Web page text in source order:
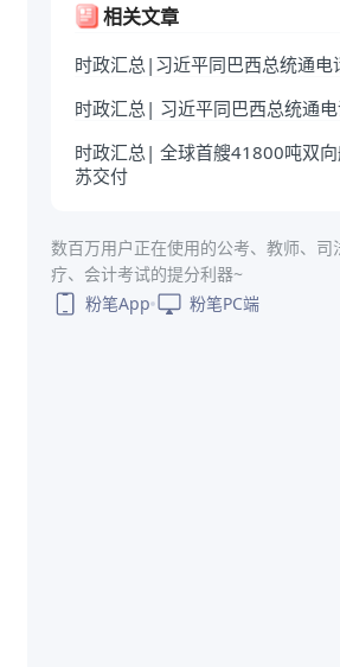
相关文章
时政汇总|习近平同巴西总统通电
时政汇总| 习近平同巴西总统通
时政汇总| 全球首艘41800吨双
苏交付
数百万用户正在使用的公考、教师、司
疗、会计考试的提分利器~
粉笔App
粉笔PC端